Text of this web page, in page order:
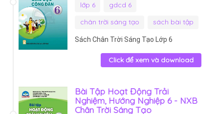
lớp 6
gdcd 6
chân trời sáng tạo
sách bài tập
Sách Chân Trời Sáng Tạo Lớp 6
Click để xem và download
Bài Tập Hoạt Động Trải
Nghiệm, Hướng Nghiệp 6 - NXB
Chân Trời Sáng Tạo